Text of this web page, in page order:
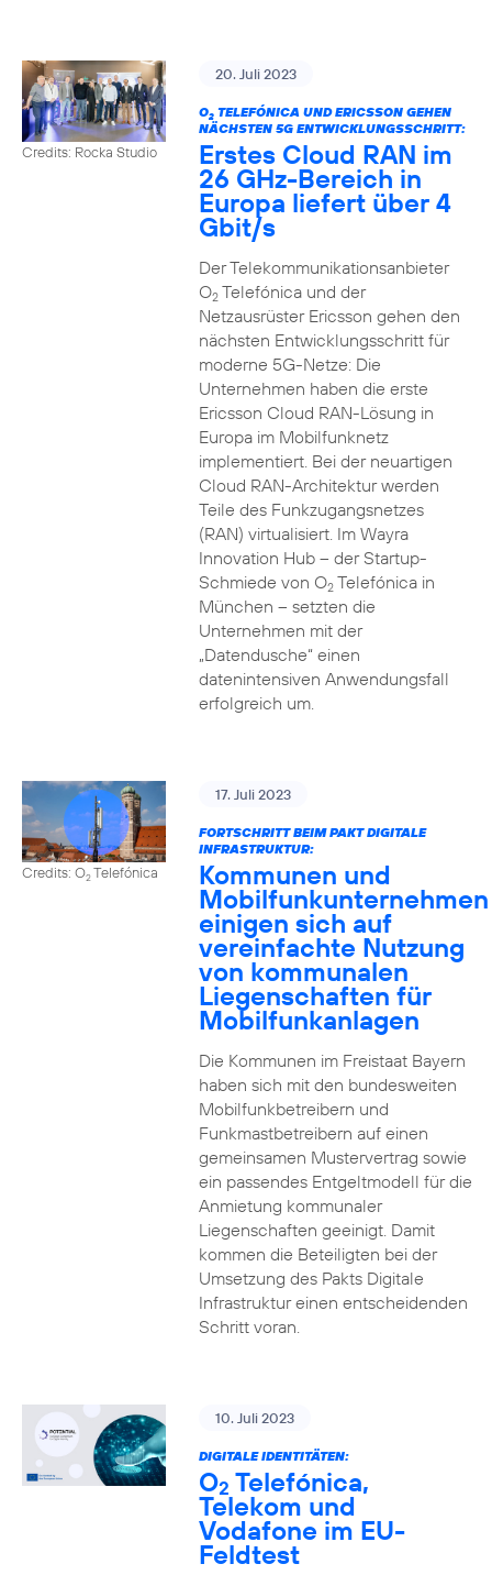
Credits: Rocka Studio
20. Juli 2023
O2TELEFÓNICA UND ERICSSON GEHEN
NÄCHSTEN 5G ENTWICKLUNGSSCHRITT:
Erstes Cloud RAN im
26 GHz-Bereich in
Europa liefert über 4
Gbit/s
Der Telekommunikationsanbieter
O2Telefónica und der
Netzausrüster Ericsson gehen den
nächsten Entwicklungsschritt für
moderne 5G-Netze: Die
Unternehmen haben die erste
Ericsson Cloud RAN-Lösung in
Europa im Mobilfunknetz
implementiert. Bei der neuartigen
Cloud RAN-Architektur werden
Teile des Funkzugangsnetzes
(RAN) virtualisiert. Im Wayra
Innovation Hub – der Startup-
Schmiede von O2Telefónica in
München – setzten die
Unternehmen mit der
„Datendusche“ einen
datenintensiven Anwendungsfall
erfolgreich um.
Credits: O2Telefónica
17. Juli 2023
FORTSCHRITT BEIM PAKT DIGITALE
INFRASTRUKTUR:
Kommunen und
Mobilfunkunternehmen
einigen sich auf
vereinfachte Nutzung
von kommunalen
Liegenschaften für
Mobilfunkanlagen
Die Kommunen im Freistaat Bayern
haben sich mit den bundesweiten
Mobilfunkbetreibern und
Funkmastbetreibern auf einen
gemeinsamen Mustervertrag sowie
ein passendes Entgeltmodell für die
Anmietung kommunaler
Liegenschaften geeinigt. Damit
kommen die Beteiligten bei der
Umsetzung des Pakts Digitale
Infrastruktur einen entscheidenden
Schritt voran.
10. Juli 2023
DIGITALE IDENTITÄTEN:
O2 Telefónica,
Telekom und
Vodafone im EU-
Feldtest